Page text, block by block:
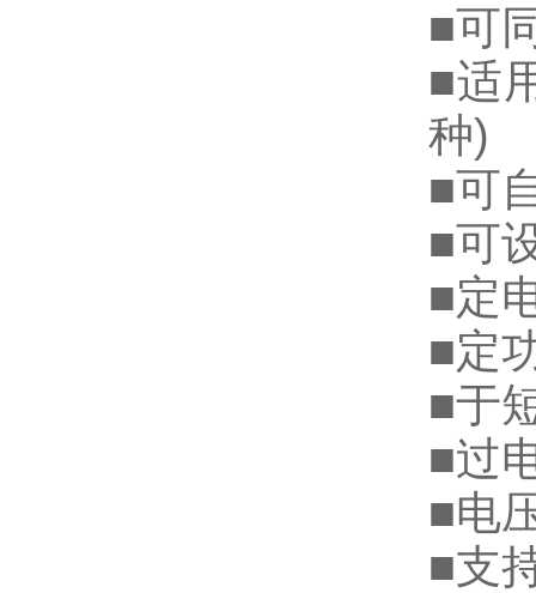
■可
■适
种)
■可
■可
■定
■定
■于
■过
■电
■支